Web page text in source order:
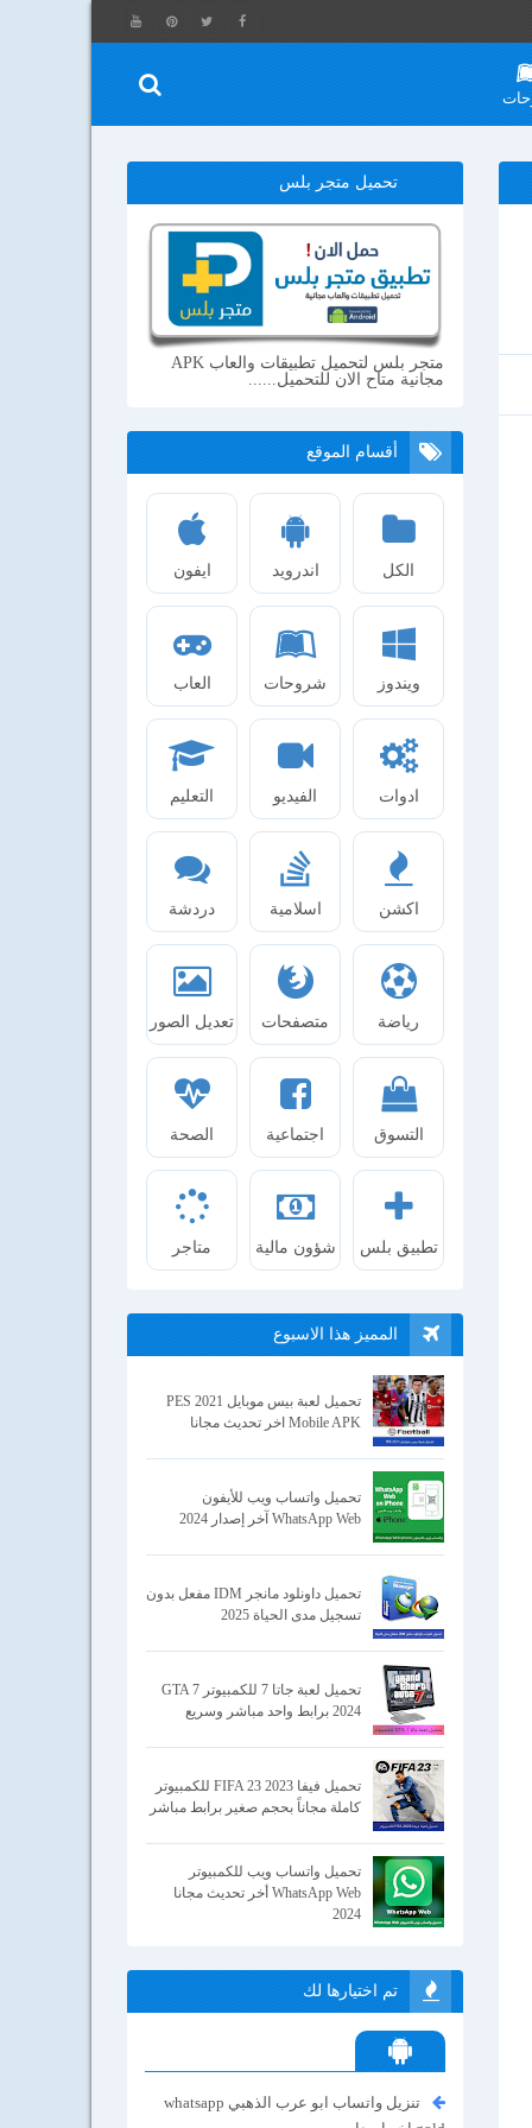
تحميل متجر بلس
متجر بلس لتحميل تطبيقات والعاب APK
مجانية متاح الان للتحميل......
أقسام الموقع
الكل اندرويد ايفون
ويندوز شروحات العاب
ادوات الفيديو التعليم
اكشن اسلامية دردشة
رياضة متصفحات تعديل الصور
التسوق اجتماعية الصحة
تطبيق بلس شؤون مالية متاجر
المميز هذا الاسبوع
تحميل لعبة بيس موبايل 2021 PES
Mobile APK اخر تحديث مجانا
تحميل واتساب ويب للأيفون
WhatsApp Web آخر إصدار 2024
تحميل داونلود مانجر IDM مفعل بدون
تسجيل مدى الحياة 2025
تحميل لعبة جاتا 7 للكمبيوتر GTA 7
2024 برابط واحد مباشر وسريع
تحميل فيفا 2023 FIFA 23 للكمبيوتر
كاملة مجاناً بحجم صغير برابط مباشر
تحميل واتساب ويب للكمبيوتر
WhatsApp Web أخر تحديث مجانا
2024
تم اختيارها لك
تنزيل واتساب ابو عرب الذهبي whatsapp